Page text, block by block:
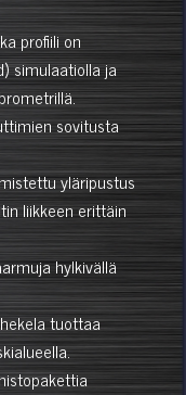
profiili on
simulaatiolla ja
sovitusta
yläripustus
liikkeen erittäin
hylkivällä
tuottaa